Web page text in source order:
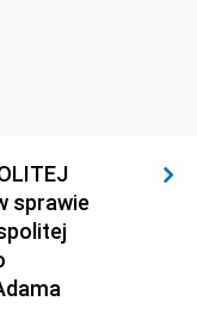
sprawie